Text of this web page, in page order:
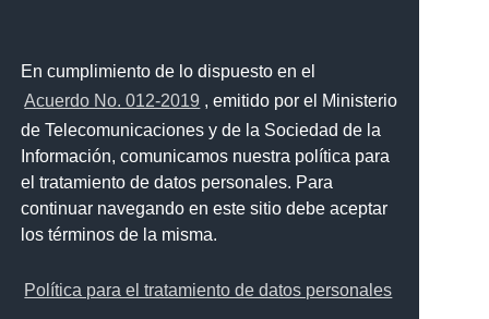
En cumplimiento de lo dispuesto en el
Acuerdo No. 012-2019 , emitido por el Ministerio
de Telecomunicaciones y de la Sociedad de la
Información, comunicamos nuestra política para
el tratamiento de datos personales. Para
continuar navegando en este sitio debe aceptar
los términos de la misma.
Política para el tratamiento de datos personales